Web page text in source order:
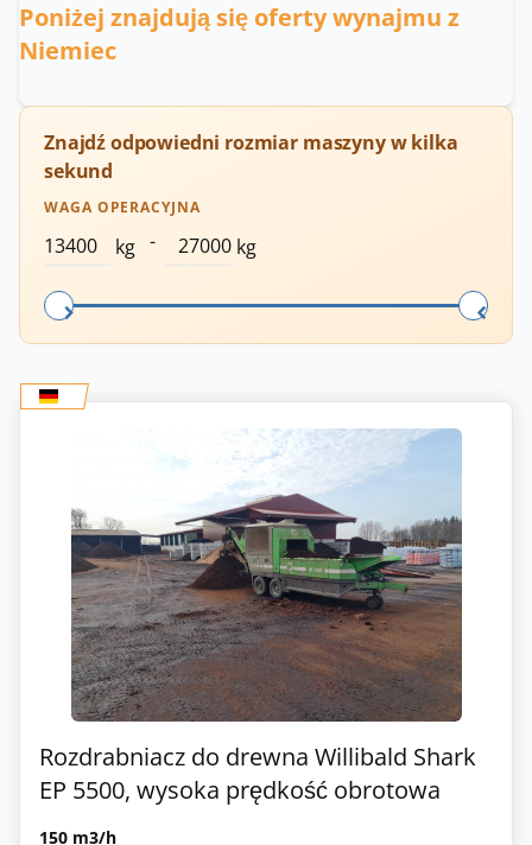
Poniżej znajdują się oferty wynajmu z
Niemiec
Znajdź odpowiedni rozmiar maszyny w kilka
sekund
WAGA OPERACYJNA
kg - kg
Rozdrabniacz do drewna Willibald Shark
EP 5500, wysoka prędkość obrotowa
150 m3/h